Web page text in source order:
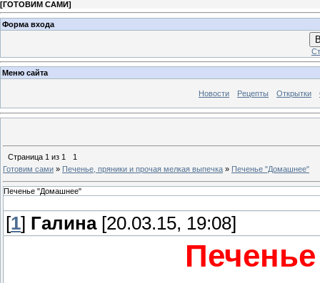
[ГОТОВИМ САМИ]
Форма входа
Меню сайта
Новости Рецепты Открытки
Страница 1 из 1
1
Готовим сами » Печенье, пряники и прочая мелкая выпечка » Печенье "Домашнее"
Печенье "Домашнее"
[1] Галина[20.03.15, 19:08]